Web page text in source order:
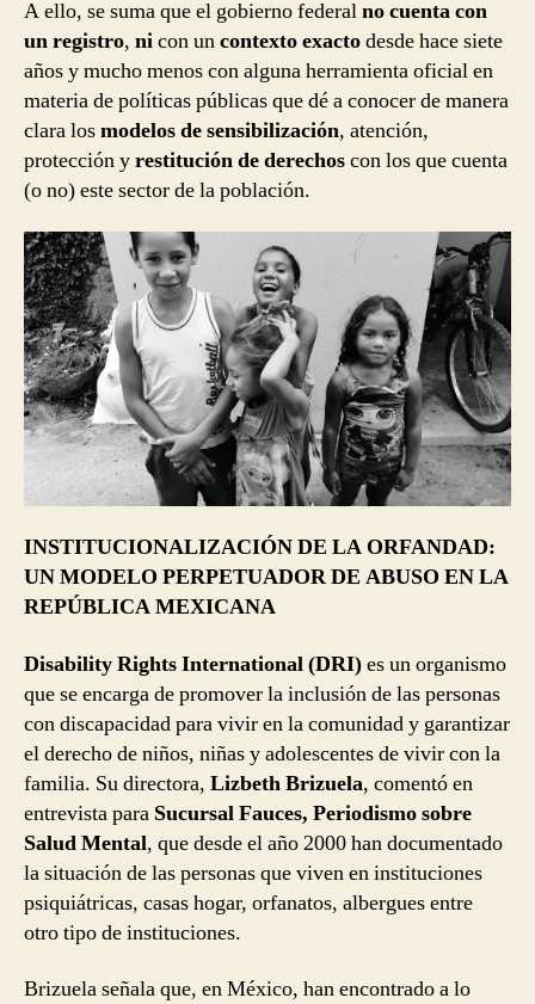
A ello, se suma que el gobierno federalno cuenta con
un registro, nicon uncontexto exactodesde hace siete
años y mucho menos con alguna herramienta oficial en
materia de políticas públicas que dé a conocer de manera
clara losmodelos de sensibilización, atención,
protección yrestitución de derechoscon los que cuenta
(o no) este sector de la población.
INSTITUCIONALIZACIÓN DE LA ORFANDAD:
UN MODELO PERPETUADOR DE ABUSO EN LA
REPÚBLICA MEXICANA
Disability Rights International (DRI)es un organismo
que se encarga de promover la inclusión de las personas
con discapacidad para vivir en la comunidad y garantizar
el derecho de niños, niñas y adolescentes de vivir con la
familia. Su directora, Lizbeth Brizuela, comentó en
entrevista para Sucursal Fauces, Periodismo sobre
Salud Mental, que desde el año 2000 han documentado
la situación de las personas que viven en instituciones
psiquiátricas, casas hogar, orfanatos, albergues entre
otro tipo de instituciones.
Brizuela señala que, en México, han encontrado a lo